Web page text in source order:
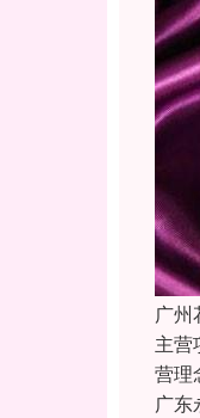
广州
主营
营理
广东